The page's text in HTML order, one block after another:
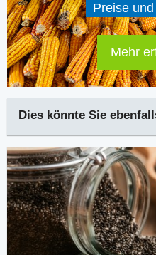
Preise
Mehr
Dies könnte Sie